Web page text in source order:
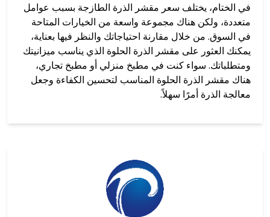
في الختام، يختلف سعر مقشر الذرة الطازجة بسبب عوامل
متعددة، ولكن هناك مجموعة واسعة من الخيارات المتاحة
في السوق. من خلال مقارنة احتياجاتك والنظر فيها بعناية،
يمكنك العثور على مقشر الذرة الحلوة الذي يناسب ميزانيتك
ومتطلباتك. سواء كنت في مطبخ منزلي أو مطبخ تجاري،
هناك مقشر الذرة الحلوة المناسب لتحسين الكفاءة وجعل
معالجة الذرة أمرًا سهلاً.